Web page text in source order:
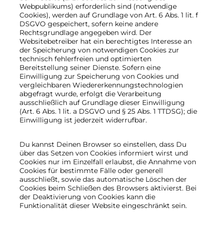
Webpublikums) erforderlich sind (notwendige
Cookies), werden auf Grundlage von Art. 6 Abs. 1 lit. f
DSGVO gespeichert, sofern keine andere
Rechtsgrundlage angegeben wird. Der
Websitebetreiber hat ein berechtigtes Interesse an
der Speicherung von notwendigen Cookies zur
technisch fehlerfreien und optimierten
Bereitstellung seiner Dienste. Sofern eine
Einwilligung zur Speicherung von Cookies und
vergleichbaren Wiedererkennungstechnologien
abgefragt wurde, erfolgt die Verarbeitung
ausschließlich auf Grundlage dieser Einwilligung
(Art. 6 Abs. 1 lit. a DSGVO und § 25 Abs. 1 TTDSG); die
Einwilligung ist jederzeit widerrufbar.
Du kannst Deinen Browser so einstellen, dass Du
über das Setzen von Cookies informiert wirst und
Cookies nur im Einzelfall erlaubst, die Annahme von
Cookies für bestimmte Fälle oder generell
ausschließt, sowie das automatische Löschen der
Cookies beim Schließen des Browsers aktivierst. Bei
der Deaktivierung von Cookies kann die
Funktionalität dieser Website eingeschränkt sein.